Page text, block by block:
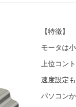
【特徴】
モータは
上位コン
速度設定
パソコン